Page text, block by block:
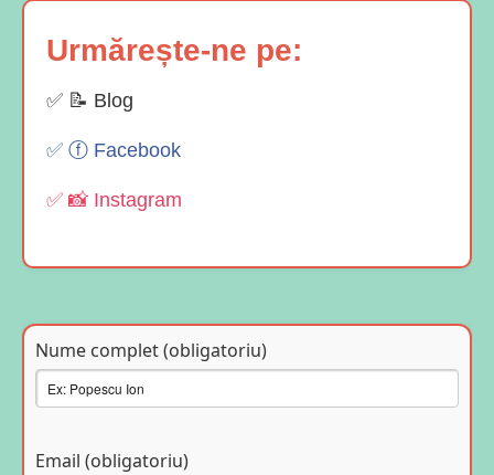
Urmărește-ne pe:
✅ 📝 Blog
✅ ⓕ Facebook
✅ 📸 Instagram
Nume complet (obligatoriu)
Email (obligatoriu)